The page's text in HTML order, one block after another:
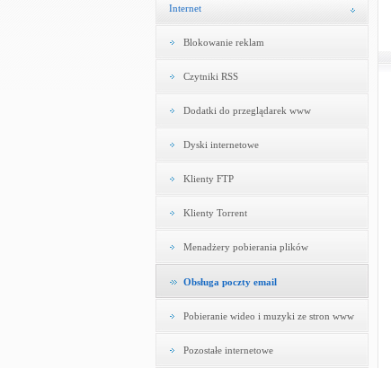
Internet
Blokowanie reklam
Czytniki RSS
Dodatki do przeglądarek www
Dyski internetowe
Klienty FTP
Klienty Torrent
Menadżery pobierania plików
Obsługa poczty email
Pobieranie wideo i muzyki ze stron www
Pozostałe internetowe